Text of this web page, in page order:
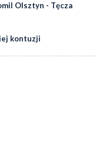
Olsztyn - Tęcza
kontuzji